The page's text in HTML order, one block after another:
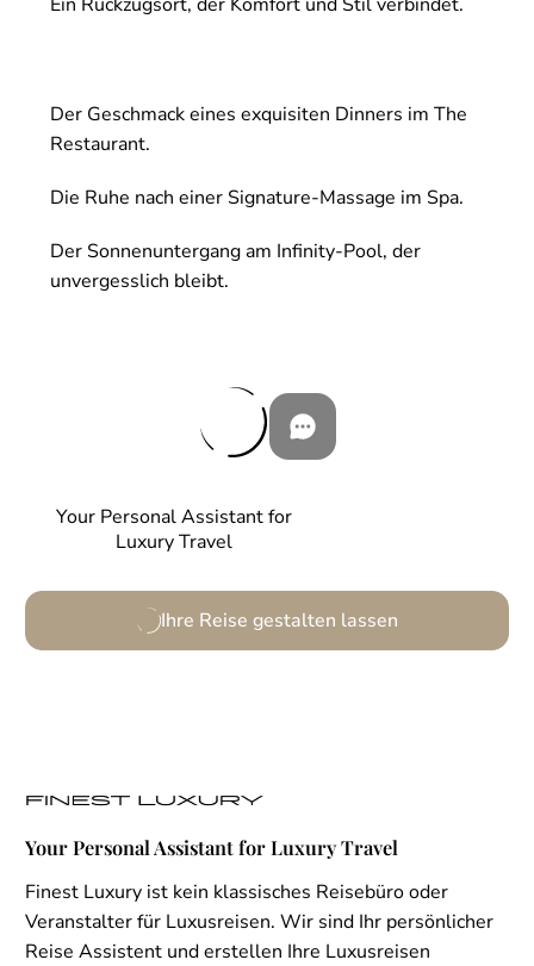
Your Personal Assistant for
Luxury Travel
Ihre Reise gestalten lassen
Der Geschmack eines exquisiten Dinners im The
Restaurant.
Die Ruhe nach einer Signature-Massage im Spa.
Der Sonnenuntergang am Infinity-Pool, der
unvergesslich bleibt.
Your Personal Assistant for Luxury Travel
Finest Luxury ist kein klassisches Reisebüro oder
Veranstalter für Luxusreisen. Wir sind Ihr persönlicher
Reise Assistent und erstellen Ihre Luxusreisen